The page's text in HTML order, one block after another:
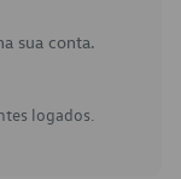
sua conta.
logados.